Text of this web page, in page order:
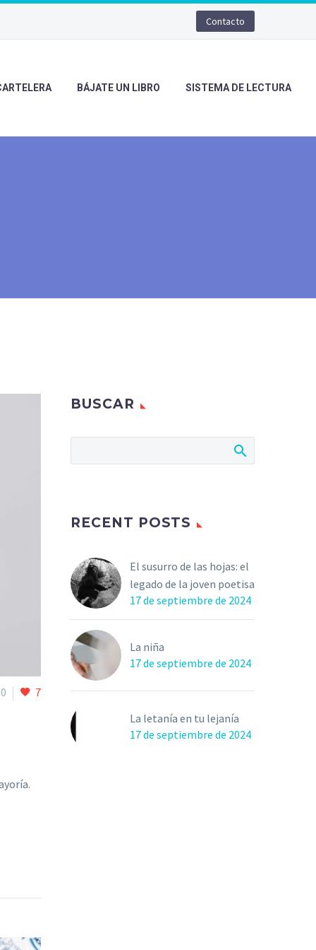
Contacto
BÁJATE UN LIBRO SISTEMA DE LECTURA
0 7
BUSCAR
RECENT POSTS
El susurro de las hojas: el
legado de la joven poetisa
17 de septiembre de 2024
La niña
17 de septiembre de 2024
La letanía en tu lejanía
17 de septiembre de 2024